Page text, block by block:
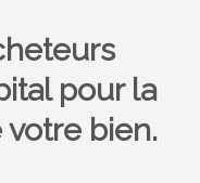
pour la
bien.